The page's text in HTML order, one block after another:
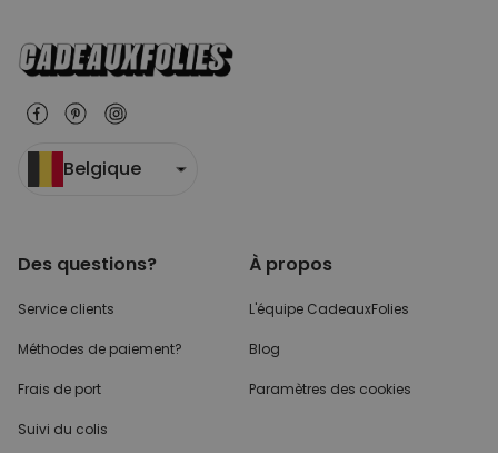
Belgique
Des questions?
Service clients
Méthodes de paiement?
Frais de port
Suivi du colis
À propos
L'équipe CadeauxFolies
Blog
Paramètres des cookies